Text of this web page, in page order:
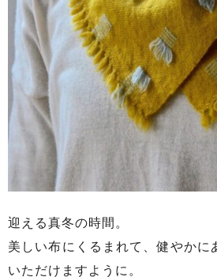
迎える真冬の時間。
美しい布にくるまれて、健やかに
いただけますように。